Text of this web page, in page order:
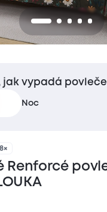
8×
Renforcé
jak vypadá
Noc